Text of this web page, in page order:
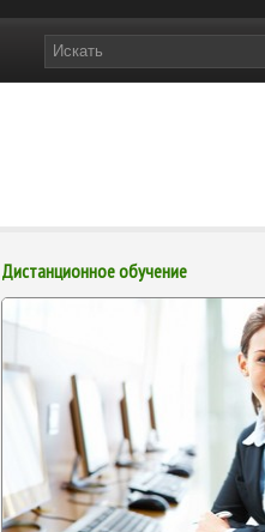
Дистанционное обучение